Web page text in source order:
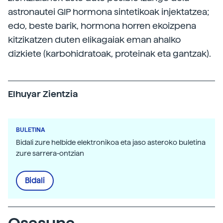
astronautei GIP hormona sintetikoak injektatzea;
edo, beste barik, hormona horren ekoizpena
kitzikatzen duten elikagaiak eman ahalko
dizkiete (karbohidratoak, proteinak eta gantzak).
Elhuyar Zientzia
BULETINA
Bidali zure helbide elektronikoa eta jaso asteroko buletina
zure sarrera-ontzian
Bidali